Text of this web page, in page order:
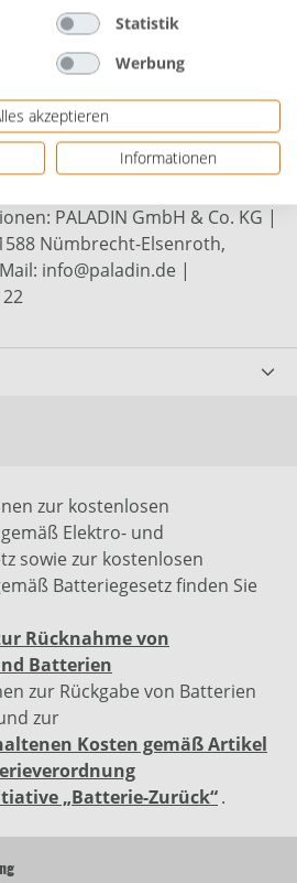
PALADIN GmbH & Co. KG |
Nümbrecht-Elsenroth,
info@paladin.de |
zur kostenlosen
Elektro- und
sowie zur kostenlosen
Batteriegesetz finden Sie
Rücknahme von
Batterien
zur Rückgabe von Batterien
zur
Kosten gemäß Artikel
„Batterie-Zurück“.
Statistik
Werbung
akzeptieren
Informationen